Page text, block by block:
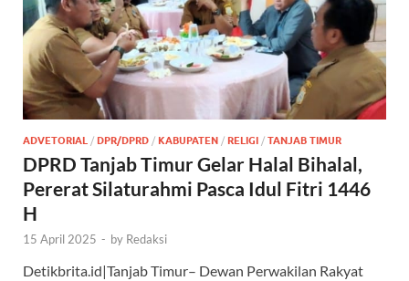
ADVETORIAL / DPR/DPRD / KABUPATEN / RELIGI / TANJAB TIMUR
DPRD Tanjab Timur Gelar Halal Bihalal,
Pererat Silaturahmi Pasca Idul Fitri 1446
H
15 April 2025 - by Redaksi
Detikbrita.id|Tanjab Timur– Dewan Perwakilan Rakyat